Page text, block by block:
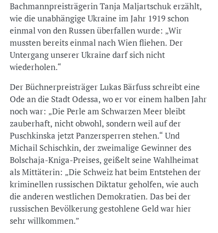
Bachmannpreisträgerin Tanja Maljartschuk erzählt,
wie die unabhängige Ukraine im Jahr 1919 schon
einmal von den Russen überfallen wurde: „Wir
mussten bereits einmal nach Wien fliehen. Der
Untergang unserer Ukraine darf sich nicht
wiederholen.“
Der Büchnerpreisträger Lukas Bärfuss schreibt eine
Ode an die Stadt Odessa, wo er vor einem halben Jahr
noch war: „Die Perle am Schwarzen Meer bleibt
zauberhaft, nicht obwohl, sondern weil auf der
Puschkinska jetzt Panzersperren stehen.“ Und
Michail Schischkin, der zweimalige Gewinner des
Bolschaja-Kniga-Preises, geißelt seine Wahlheimat
als Mittäterin: „Die Schweiz hat beim Entstehen der
kriminellen russischen Diktatur geholfen, wie auch
die anderen westlichen Demokratien. Das bei der
russischen Bevölkerung gestohlene Geld war hier
sehr willkommen.”